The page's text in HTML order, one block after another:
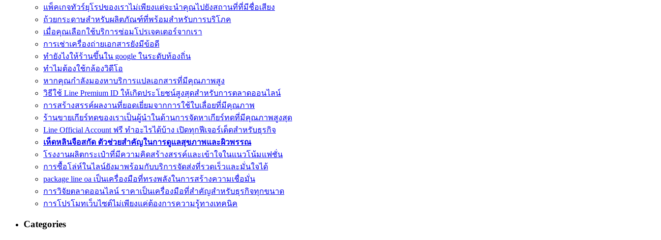
แพ็คเกจทัวร์ยุโรปของเราไม่เพียงแต่จะนำคุณไปยังสถานที่ที่มีชื่อเสียง
ถ้วยกระดาษสำหรับผลิตภัณฑ์ที่พร้อมสำหรับการบริโภค
เมื่อคุณเลือกใช้บริการซ่อมโปรเจคเตอร์จากเรา
การเช่าเครื่องถ่ายเอกสารยังมีข้อดี
ทํายังไงให้ร้านขึ้นใน google ในระดับท้องถิ่น
ทำไมต้องใช้กล้องวิดีโอ
หากคุณกำลังมองหาบริการแปลเอกสารที่มีคุณภาพสูง
วิธีใช้ Line Premium ID ให้เกิดประโยชน์สูงสุดสำหรับการตลาดออนไลน์
การสร้างสรรค์ผลงานที่ยอดเยี่ยมจากการใช้ใบเลื่อยที่มีคุณภาพ
ร้านขายเกียร์ทดของเราเป็นผู้นำในด้านการจัดหาเกียร์ทดที่มีคุณภาพสูงสุด
Line Official Account ฟรี ทำอะไรได้บ้าง เปิดทุกฟีเจอร์เด็ดสำหรับธุรกิจ
เห็ดหลินจือสกัด ตัวช่วยสำคัญในการดูแลสุขภาพและผิวพรรณ
โรงงานผลิตกระเป๋าที่มีความคิดสร้างสรรค์และเข้าใจในแนวโน้มแฟชั่น
การซื้อโล่ห์ในไลน์ยังมาพร้อมกับบริการจัดส่งที่รวดเร็วและมั่นใจได้
package line oa เป็นเครื่องมือที่ทรงพลังในการสร้างความเชื่อมั่น
การวิจัยตลาดออนไลน์ ราคาเป็นเครื่องมือที่สำคัญสำหรับธุรกิจทุกขนาด
การโปรโมทเว็บไซต์ไม่เพียงแค่ต้องการความรู้ทางเทคนิค
Categories